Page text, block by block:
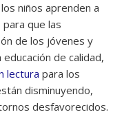
niños aprenden a
que las
de los jóvenes y
de calidad,
lectura para los
disminuyendo,
desfavorecidos.